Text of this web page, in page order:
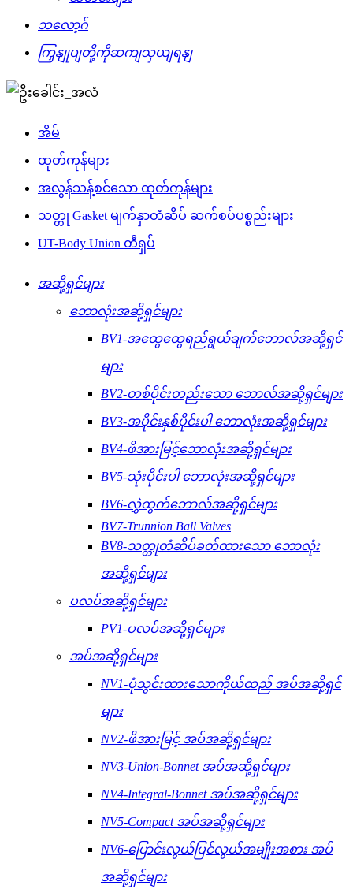
ဘလော့ဂ်
ကြှနျုပျတို့ကိုဆကျသှယျရနျ
အိမ်
ထုတ်ကုန်များ
အလွန်သန့်စင်သော ထုတ်ကုန်များ
သတ္တု Gasket မျက်နှာတံဆိပ် ဆက်စပ်ပစ္စည်းများ
UT-Body Union တီရှပ်
အဆို့ရှင်များ
ဘောလုံးအဆို့ရှင်များ
BV1-အထွေထွေရည်ရွယ်ချက်ဘောလ်အဆို့ရှင်
များ
BV2-တစ်ပိုင်းတည်းသော ဘောလ်အဆို့ရှင်များ
BV3-အပိုင်းနှစ်ပိုင်းပါ ဘောလုံးအဆို့ရှင်များ
BV4-ဖိအားမြင့်ဘောလုံးအဆို့ရှင်များ
BV5-သုံးပိုင်းပါ ဘောလုံးအဆို့ရှင်များ
BV6-လွှဲထွက်ဘောလ်အဆို့ရှင်များ
BV7-Trunnion Ball Valves
BV8-သတ္တုတံဆိပ်ခတ်ထားသော ဘောလုံး
အဆို့ရှင်များ
ပလပ်အဆို့ရှင်များ
PV1-ပလပ်အဆို့ရှင်များ
အပ်အဆို့ရှင်များ
NV1-ပုံသွင်းထားသောကိုယ်ထည် အပ်အဆို့ရှင်
များ
NV2-ဖိအားမြင့် အပ်အဆို့ရှင်များ
NV3-Union-Bonnet အပ်အဆို့ရှင်များ
NV4-Integral-Bonnet အပ်အဆို့ရှင်များ
NV5-Compact အပ်အဆို့ရှင်များ
NV6-ပြောင်းလွယ်ပြင်လွယ်အမျိုးအစား အပ်
အဆို့ရှင်များ